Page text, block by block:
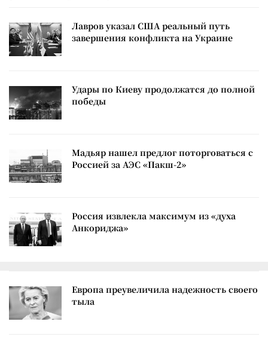
Лавров указал США реальный путь
завершения конфликта на Украине
Удары по Киеву продолжатся до полной
победы
Мадьяр нашел предлог поторговаться с
Россией за АЭС «Пакш-2»
Россия извлекла максимум из «духа
Анкориджа»
Европа преувеличила надежность своего
тыла